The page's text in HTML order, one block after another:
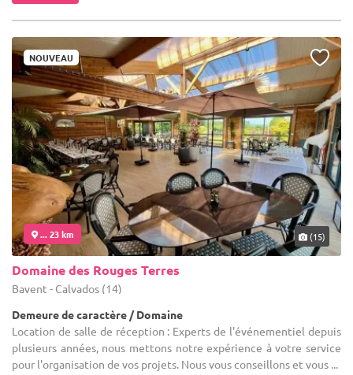
NOUVEAU
... 23 km (15)
Domaine des Rouges Terres
Bavent - Calvados (14)
Demeure de caractère / Domaine
Location de salle de réception : Experts de l'événementiel depuis
plusieurs années, nous mettons notre expérience à votre service
pour l'organisation de vos projets. Nous vous conseillons et vous ...